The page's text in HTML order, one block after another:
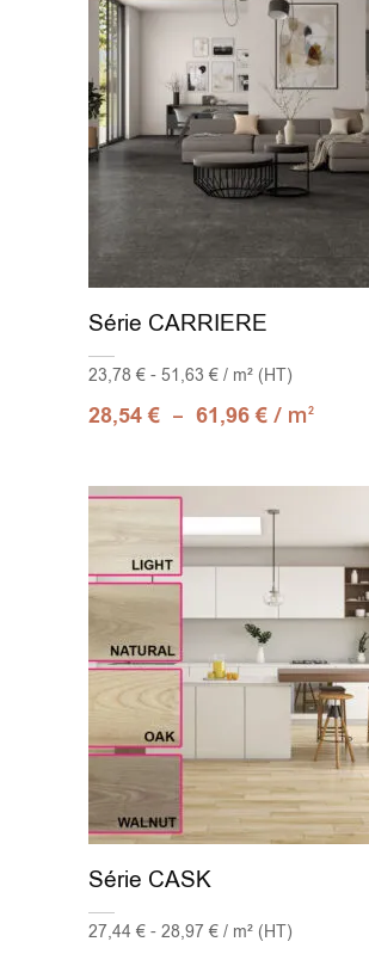
Série CARRIERE
23,78 € - 51,63 € / m² (HT)
28,54€ – 61,96€ / m2
Série CASK
27,44 € - 28,97 € / m² (HT)